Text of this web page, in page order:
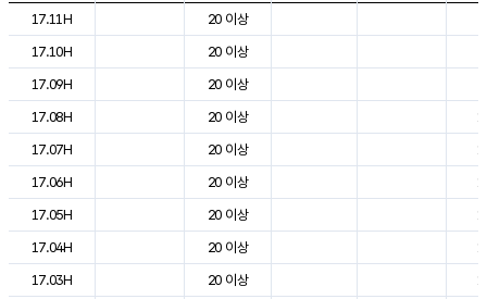
도시별 기상실황표로 지점, 날씨, 기온, 강수, 바람, 기압등을 안내한 표입
17.11H
20 이상
17.10H
20 이상
17.09H
20 이상
17.08H
20 이상
17.07H
20 이상
17.06H
20 이상
17.05H
20 이상
17.04H
20 이상
17.03H
20 이상